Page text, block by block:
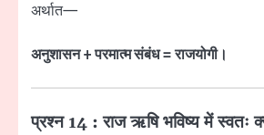
अर्थात—
अनुशासन + परमात्म संबंध = राजयोगी।
प्रश्न 14 : राज ऋषि भविष्य में स्वतः